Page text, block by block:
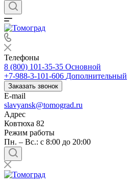
Телефоны
8 (800) 101-35-35 Основной
+7-988-3-101-606 Дополнительный
Заказать звонок
E-mail
slavyansk@tomograd.ru
Адрес
Ковтюха 82
Режим работы
Пн. – Вс.: с 8:00 до 20:00